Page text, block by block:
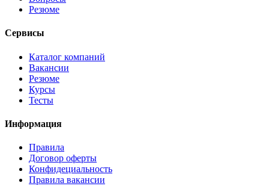
Резюме
Сервисы
Каталог компаний
Вакансии
Резюме
Курсы
Тесты
Информация
Правила
Договор оферты
Конфидециальность
Правила вакансии